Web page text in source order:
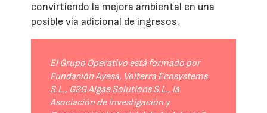
convirtiendo la mejora ambiental en una
posible vía adicional de ingresos.
El Grupo Operativo está formado por
Fundación Ayesa, Volterra Ecosystems
S.L., G2G Algae Solutions S.L., la
Asociación de Investigación y